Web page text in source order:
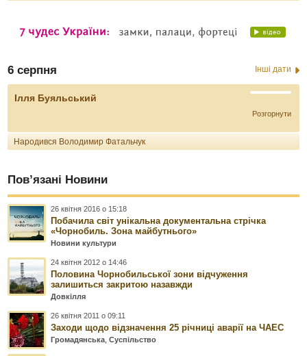
6 серпня Інші дати
Ілля Буяльський
Розгорнути
Народився Володимир Фатальчук
Пов’язані Новини
26 квітня 2016 о 15:18
Побачила світ унікальна документальна стрічка
«Чорнобиль. Зона майбутнього»
Новини культури
24 квітня 2012 о 14:46
Половина Чорнобильської зони відчуження
залишиться закритою назавжди
Довкілля
26 квітня 2011 о 09:11
Заходи щодо відзначення 25 річниці аварії на ЧАЕС
Громадянська ,Суспільство